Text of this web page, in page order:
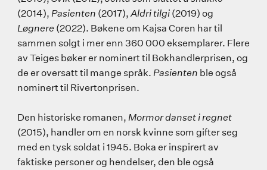
(2014), Pasienten (2017),Aldri tilgi (2019) og
Løgnere (2022). Bøkene om Kajsa Coren har til
sammen solgt i mer enn 360 000 eksemplarer. Flere
av Teiges bøker er nominert til Bokhandlerprisen, og
de er oversatt til mange språk. Pasienten ble også
nominert til Rivertonprisen.
Den historiske romanen, Mormor danset i regnet
(2015), handler om en norsk kvinne som gifter seg
med en tysk soldat i 1945. Boka er inspirert av
faktiske personer og hendelser, den ble også